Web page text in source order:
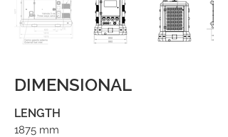
DIMENSIONAL
LENGTH
1875 mm